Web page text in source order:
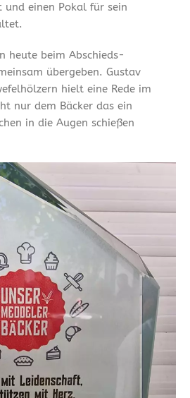
und einen Pokal für sein
heute beim Abschieds-
übergeben. Gustav
hielt eine Rede im
nur dem Bäcker das ein
in die Augen schießen